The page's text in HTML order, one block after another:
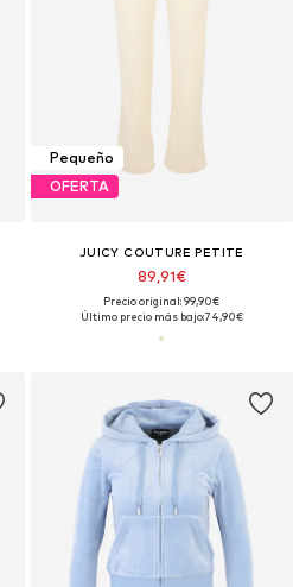
Pequeño
OFERTA
JUICY COUTURE PETITE
89,91€
Precio original: 99,90€
Último precio más bajo:74,90€